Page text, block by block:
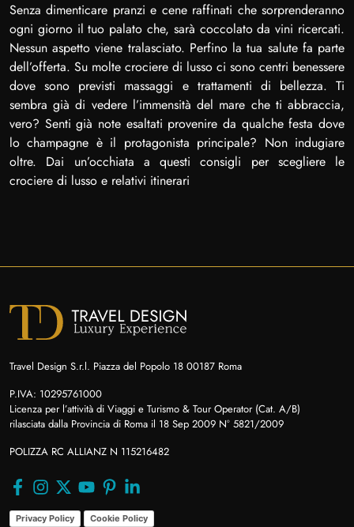
Senza dimenticare pranzi e cene raffinati che sorprenderanno
ogni giorno il tuo palato che, sarà coccolato da vini ricercati.
Nessun aspetto viene tralasciato. Perfino la tua salute fa parte
dell’offerta. Su molte crociere di lusso ci sono centri benessere
dove sono previsti massaggi e trattamenti di bellezza. Ti
sembra già di vedere l’immensità del mare che ti abbraccia,
vero? Senti già note esaltati provenire da qualche festa dove
lo champagne è il protagonista principale? Non indugiare
oltre. Dai un’occhiata a questi consigli per scegliere le
crociere di lusso e relativi itinerari
Travel Design S.r.l. Piazza del Popolo 18 00187 Roma
P.IVA: 10295761000
Licenza per l’attività di Viaggi e Turismo & Tour Operator (Cat. A/B)
rilasciata dalla Provincia di Roma il 18 Sep 2009 N° 5821/2009
POLIZZA RC ALLIANZ N 115216482
Privacy Policy Cookie Policy